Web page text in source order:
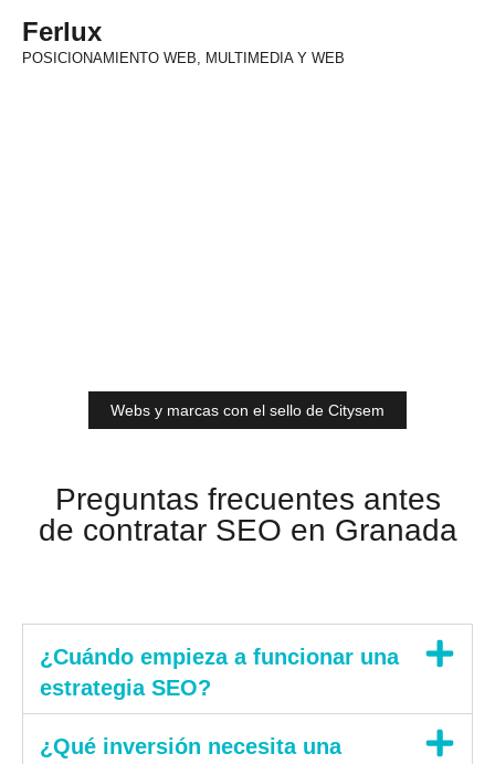
Ferlux
POSICIONAMIENTO WEB, MULTIMEDIA Y WEB
Webs y marcas con el sello de Citysem
Preguntas frecuentes antes
de contratar SEO en Granada
¿Cuándo empieza a funcionar una
estrategia SEO?
¿Qué inversión necesita una